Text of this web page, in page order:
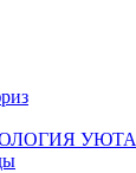
УЮТА